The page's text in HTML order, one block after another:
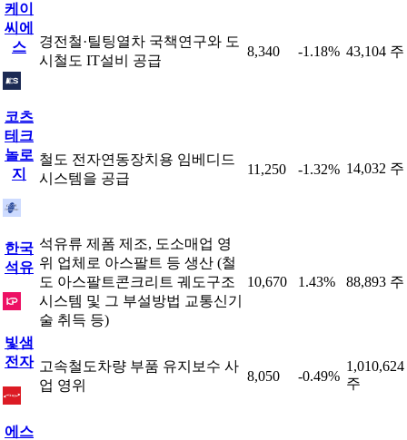
케이
씨에
스
경전철·틸팅열차 국책연구와 도
시철도 IT설비 공급
8,340 -1.18% 43,104 주
코츠
테크
놀로
지
철도 전자연동장치용 임베디드
시스템을 공급
11,250 -1.32% 14,032 주
한국
석유
석유류 제폼 제조, 도소매업 영
위 업체로 아스팔트 등 생산 (철
도 아스팔트콘크리트 궤도구조
시스템 및 그 부설방법 교통신기
술 취득 등)
10,670 1.43% 88,893 주
빛샘
전자 고속철도차량 부품 유지보수 사
업 영위
8,050 -0.49%
1,010,624
주
에스